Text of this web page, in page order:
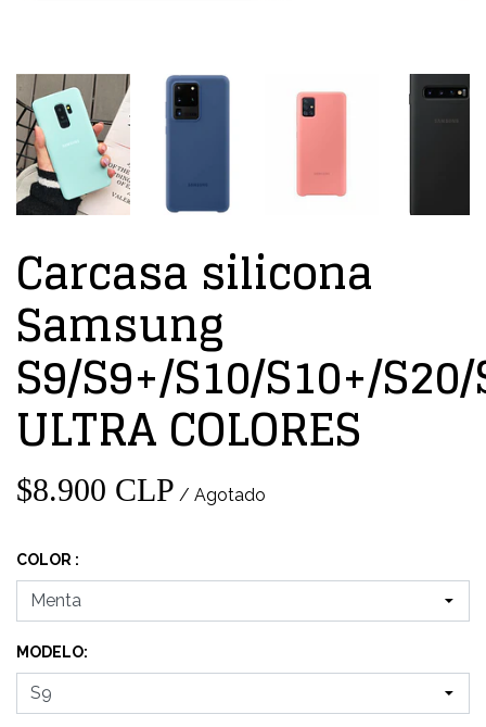
Carcasa silicona
Samsung
S9/S9+/S10/S10+/
ULTRA COLORES
$8.900 CLP / Agotado
COLOR :
MODELO: